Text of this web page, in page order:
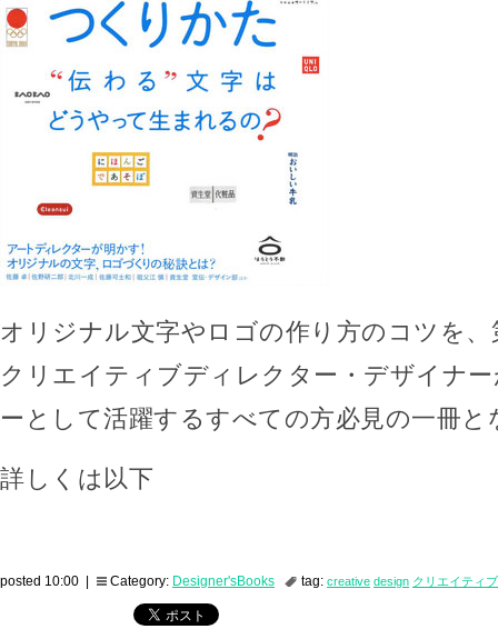
オリジナル文字やロゴの作り方のコツを
クリエイティブディレクター・デザイナ
ーとして活躍するすべての方必見の一冊
詳しくは以下
posted 10:00 | Category: Designer'sBooks tag: creative design クリエイティブ